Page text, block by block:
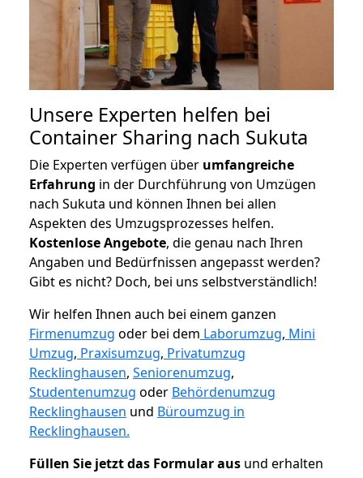
Unsere Experten helfen bei
Container Sharing nach Sukuta
Die Experten verfügen über umfangreiche
Erfahrung in der Durchführung von Umzügen
nach Sukuta und können Ihnen bei allen
Aspekten des Umzugsprozesses helfen.
Kostenlose Angebote, die genau nach Ihren
Angaben und Bedürfnissen angepasst werden?
Gibt es nicht? Doch, bei uns selbstverständlich!
Wir helfen Ihnen auch bei einem ganzen
Firmenumzug oder bei dem Laborumzug, Mini
Umzug, Praxisumzug, Privatumzug
Recklinghausen, Seniorenumzug,
Studentenumzug oder Behördenumzug
Recklinghausen und Büroumzug in
Recklinghausen.
Füllen Sie jetzt das Formular aus und erhalten